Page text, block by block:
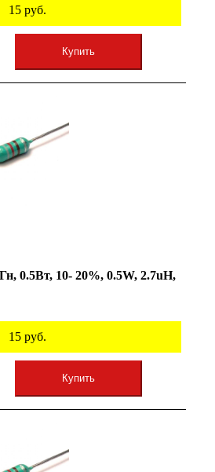
15 руб.
Купить
0.5Вт, 10- 20%, 0.5W, 2.7uH,
15 руб.
Купить